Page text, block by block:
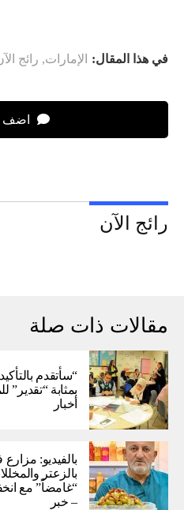
في هذا المقال: الإمارات, رائج
اضف
رائج الآن
مقالات ذات صلة
“سأتقدم
بمثابة
أخبار
بالفيديو:
بالزعتر
“غامضاً” ​​مع
– خبر